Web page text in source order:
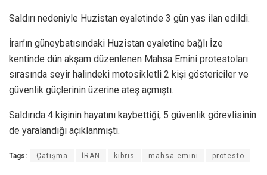
Saldırı nedeniyle Huzistan eyaletinde 3 gün yas ilan edildi.
İran’ın güneybatısındaki Huzistan eyaletine bağlı İze
kentinde dün akşam düzenlenen Mahsa Emini protestoları
sırasında seyir halindeki motosikletli 2 kişi göstericiler ve
güvenlik güçlerinin üzerine ateş açmıştı.
Saldırıda 4 kişinin hayatını kaybettiği, 5 güvenlik görevlisinin
de yaralandığı açıklanmıştı.
Tags: Çatışma İRAN kıbrıs mahsa emini protesto